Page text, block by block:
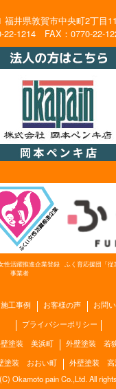
福井県敦賀市中央町2丁目
22-1214 FAX：0770-22-
性活躍推進企業登録
事業者
ふく育応援団「従
施工事例 お客様の声 お問
プライバシーポリシー
塗装 美浜町 外壁塗装 若
塗装 おおい町
外壁塗装 高
Okamoto pain Co.,Ltd. All